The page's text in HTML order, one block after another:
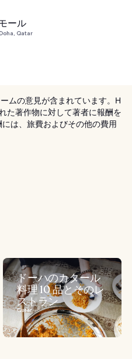
ール
Qatar
ムの意見が含まれています。H
た著作物に対して著者に報酬を
は、旅費およびその他の費用
ドーハのカタール
料理 10 品とそのレ
ストラン
Qatar